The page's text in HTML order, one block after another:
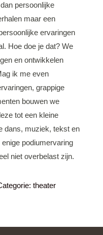
persoonlijke
maar een
ervaringen
Hoe doe je dat? We
en ontwikkelen
ik me even
grappige
bouwen we
tot een kleine
dans, muziek, tekst en
podiumervaring
niet overbelast zijn.
theater